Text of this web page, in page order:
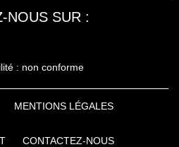
NOUS SUR :
: non conforme
MENTIONS LÉGALES
CONTACTEZ-NOUS